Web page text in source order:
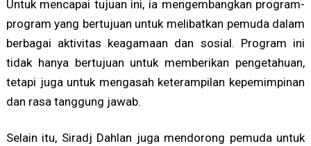
Untuk mencapai tujuan ini, ia mengembangkan program-
program yang bertujuan untuk melibatkan pemuda dalam
berbagai aktivitas keagamaan dan sosial. Program ini
tidak hanya bertujuan untuk memberikan pengetahuan,
tetapi juga untuk mengasah keterampilan kepemimpinan
dan rasa tanggung jawab.
Selain itu, Siradj Dahlan juga mendorong pemuda untuk